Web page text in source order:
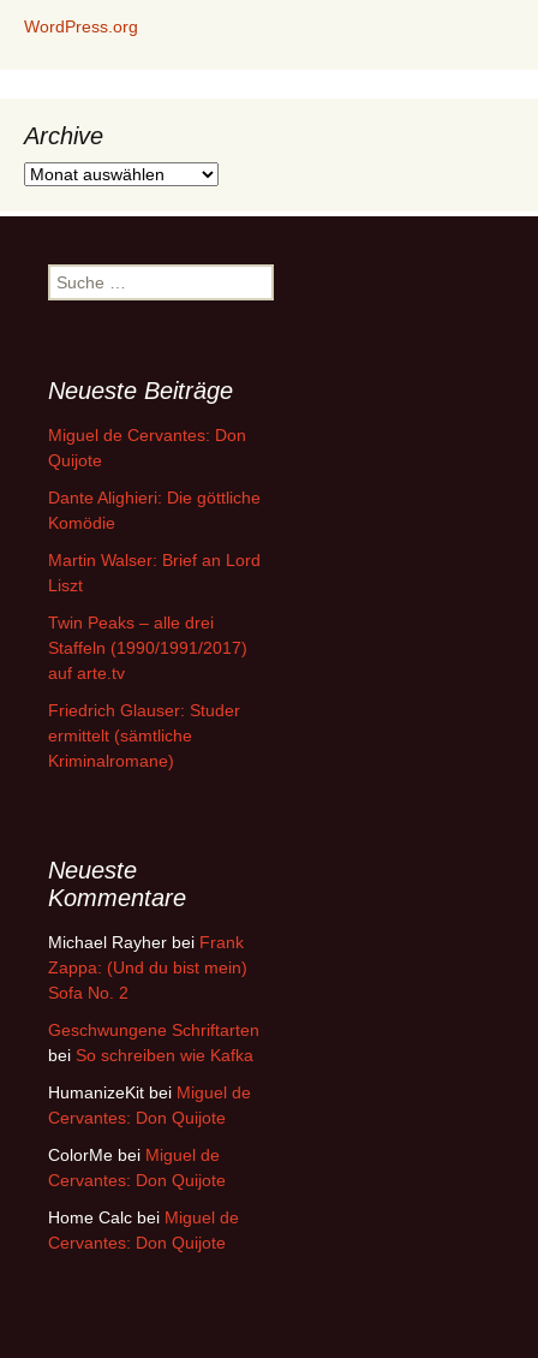
WordPress.org
Archive
Archive
Suche
nach:
Neueste Beiträge
Miguel de Cervantes: Don
Quijote
Dante Alighieri: Die göttliche
Komödie
Martin Walser: Brief an Lord
Liszt
Twin Peaks – alle drei
Staffeln (1990/1991/2017)
auf arte.tv
Friedrich Glauser: Studer
ermittelt (sämtliche
Kriminalromane)
Neueste
Kommentare
Michael Rayher bei Frank
Zappa: (Und du bist mein)
Sofa No. 2
Geschwungene Schriftarten
bei So schreiben wie Kafka
HumanizeKit bei Miguel de
Cervantes: Don Quijote
ColorMe bei Miguel de
Cervantes: Don Quijote
Home Calc bei Miguel de
Cervantes: Don Quijote